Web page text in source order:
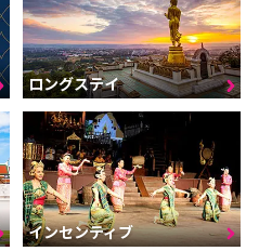
ロングステイ
インセンティブ